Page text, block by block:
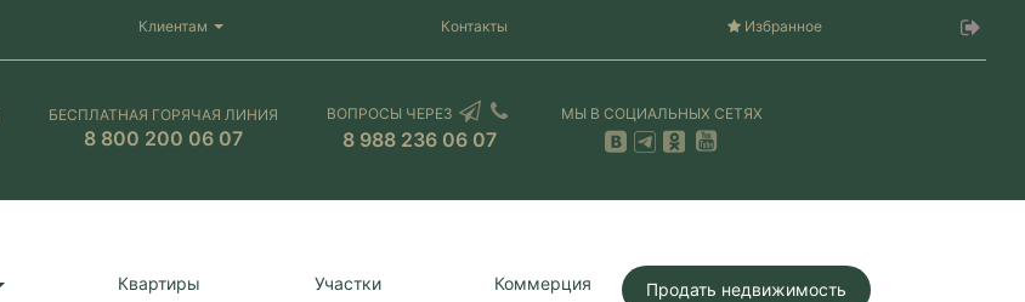
Клиентам Контакты Избранное
БЕСПЛАТНАЯ ГОРЯЧАЯ ЛИНИЯ
8 800 200 06 07
ВОПРОСЫ ЧЕРЕЗ
8 988 236 06 07
МЫ В СОЦИАЛЬНЫХ СЕТЯХ
Квартиры Участки Коммерция Продать недвижимость